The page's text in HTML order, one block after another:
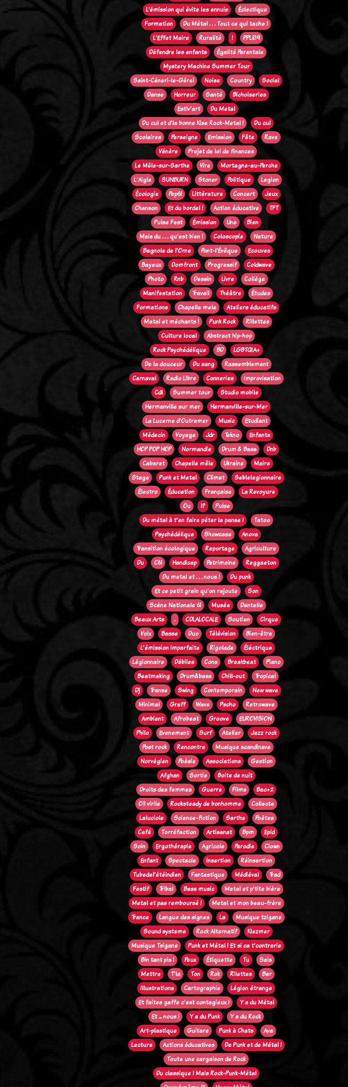
L’émission qui évite les ennuis
Éclectique
Formation
Du Métal . . . Tout ce qui tache !
L'Effet Maire
Ruralité !
PPL819
Défendre les enfants
Égalité Parentale
Mystery Machine Summer Tour
Saint-Céneri-le-Gérei
Noise Country
Social
Danse
Horreur Santé
Bichoiseries
Estiv'art
Du Metal
Du cul et d'la bonne Kise Rock-Metal !
Du cul
Scolaires
Perseigne Emission Fête
Rave
Vénère
Projet de loi de finances
Le Mêle-sur-Sarthe
Vire
Mortagne-au-Perche
L'Aigle
SUNBURN Stoner Politique
Legion
Écologie
Pep61 Littérature Concert
Jeux
Chanson
Et du bordel ! Action éducative
TFT
Pulse Fest
Émission Une
Bien
Mais du . . . qu'est bien !
Coloscopie
Nature
Bagnole de l'Orne
Pont-l'Évêque
Ecouves
Bayeux
Domfront Progressif
Coldwave
Photo
Rnb Dessin Livre
Collège
Manifestation
Travail Théâtre
Études
Formations
Chapelle mele
Ateliers éducatifs
Metal et méchants !
Punk Rock
Rillettes
Culture local
Abstract hip-hop
Rock Psychédélique
BD
LGBTQIA+
De la douceur
Du sang
Rassemblement
Carnaval
Radio Libre Conneries
Improvisation
Cdl
Summer tour
Studio mobile
Hermanville sur mer
Hermanville-sur-Mer
La Lucerne d'Outremer
Music
Etudiant
Médecin
Voyage Jdr Tekno
Enfants
HOP POP HOP
Normandie Drum & Bass
Dnb
Cabaret
Chapelle mêle Ukraine
Maire
Stage
Punk et Metal Climat
Seblelegionnaire
Électro
Éducation Française
La Revoyure
Ou
!?
Pulse
Du métal à t'en faire péter la panse !
Tatoo
Psychédélique
Showcase
Anova
Transition écologique
Reportage
Agriculture
Du
C61 Handicap Patrimoine
Reggaeton
Du metal et . . . nous !
Du punk
Et ce petit grain qu'on rajoute
Son
Scène Nationale 61
Musée
Dentelle
Beaux Arts
. CDLALOCALE Soutien
Cirque
Voix
Basse Duo Télévision
Bien-être
L'émission imparfaite
Rigolade
Éléctrique
Légionnaire
Débiles Cons Breakbeat
Piano
Beatmaking
Drum&bass Chill-out
Tropical
Dj
Transe Swing Contemporain
New wave
Minimal
Graff Wave Pscho
Retrowave
Ambient
Afrobeat Groove
EUROVISION
Philo
Evenement Surf Atelier
Jazz rock
Post rock
Rencontre
Musique scandinave
Norvégien
Poèsie Associations
Gestion
Afghan
Sortie
Boite de nuit
Droits des femmes
Guerre Films
Bac+2
Oi! virile
Rocksteady de bonhomme
Collecte
Laluciole
Science-fiction Sarthe
Poètes
Café
Torréfaction Artisanat Bpm
Epid
Soin
Ergothérapie Agricole Parodie
Clown
Enfant
Spectacle Insertion
Réinsertion
Tubedel'étéindien
Fantastique Médiéval
Trad
Festif
Tribal Bass music
Metal et p'tite bière
Metal et pas remboursé !
Metal et mon beau-frère
Trance
Langue des signes La
Musique tzigane
Sound systeme
Rock Alternatif
Klezmer
Musique Tsigane
Punk et Métal ! Et si ca t'contrarie
Bin tant pis !
Peux Étiquette Tu
Sais
Mettre
T'la Ton Rok Rilettes
Bar
Illustrations
Cartographie
Légion étrange
Et faites gaffe c'est contagieux !
Y a du Métal
Et ... nous !
Y a du Punk
Y a du Rock
Art-plastique
Guitare Punk à Chats
Ava
Lecture
Actions éducatives
De Punk et de Métal !
Toute une cargaison de Rock
Du classique ! Mais Rock-Punk-Métal